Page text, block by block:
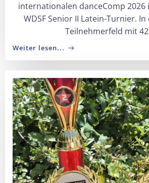
internationalen danceComp
WDSF Senior II Latein-Turnier.
Teilnehmerfeld mit
Weiter lesen...